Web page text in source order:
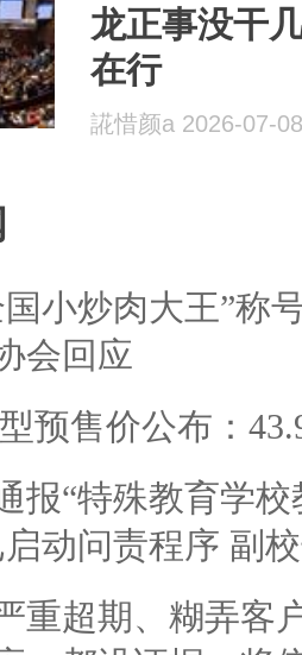
龙正事没干
在行
誮惜颜a 2026-07-08
小炒肉大王”称
会回应
预售价公布：
报“特殊教育学
动问责程序 副
重超期、糊弄客